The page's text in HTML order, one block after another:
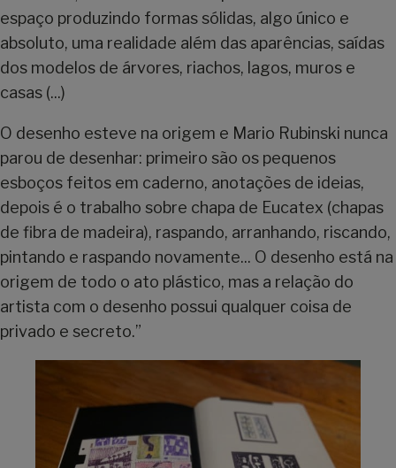
espaço produzindo formas sólidas, algo único e
absoluto, uma realidade além das aparências, saídas
dos modelos de árvores, riachos, lagos, muros e
casas (...)
O desenho esteve na origem e Mario Rubinski nunca
parou de desenhar: primeiro são os pequenos
esboços feitos em caderno, anotações de ideias,
depois é o trabalho sobre chapa de Eucatex (chapas
de fibra de madeira), raspando, arranhando, riscando,
pintando e raspando novamente... O desenho está na
origem de todo o ato plástico, mas a relação do
artista com o desenho possui qualquer coisa de
privado e secreto.”